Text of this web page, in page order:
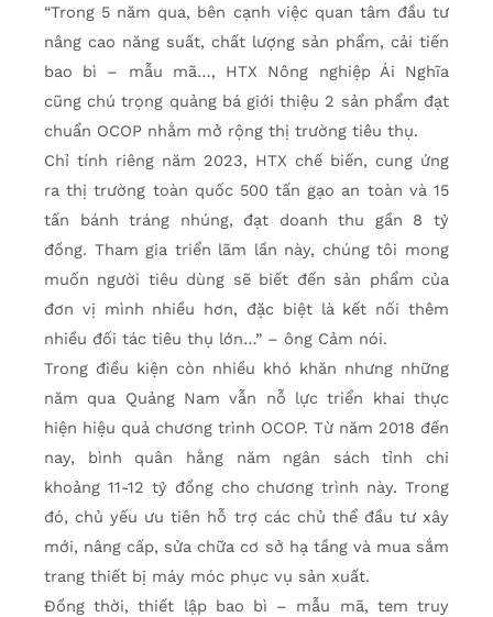
“Trong 5 năm qua, bên cạnh việc quan tâm đầu tư
nâng cao năng suất, chất lượng sản phẩm, cải tiến
bao bì – mẫu mã…, HTX Nông nghiệp Ái Nghĩa
cũng chú trọng quảng bá giới thiệu 2 sản phẩm đạt
chuẩn OCOP nhằm mở rộng thị trường tiêu thụ.
Chỉ tính riêng năm 2023, HTX chế biến, cung ứng
ra thị trường toàn quốc 500 tấn gạo an toàn và 15
tấn bánh tráng nhúng, đạt doanh thu gần 8 tỷ
đồng. Tham gia triển lãm lần này, chúng tôi mong
muốn người tiêu dùng sẽ biết đến sản phẩm của
đơn vị mình nhiều hơn, đặc biệt là kết nối thêm
nhiều đối tác tiêu thụ lớn…” – ông Cảm nói.
Trong điều kiện còn nhiều khó khăn nhưng những
năm qua Quảng Nam vẫn nỗ lực triển khai thực
hiện hiệu quả chương trình OCOP. Từ năm 2018 đến
nay, bình quân hằng năm ngân sách tỉnh chi
khoảng 11-12 tỷ đồng cho chương trình này. Trong
đó, chủ yếu ưu tiên hỗ trợ các chủ thể đầu tư xây
mới, nâng cấp, sửa chữa cơ sở hạ tầng và mua sắm
trang thiết bị máy móc phục vụ sản xuất.
Đồng thời, thiết lập bao bì – mẫu mã, tem truy